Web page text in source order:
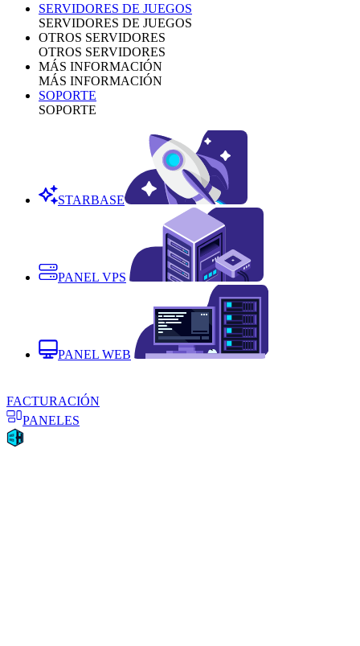
SERVIDORES DE JUEGOS
SERVIDORES DE JUEGOS
OTROS SERVIDORES
OTROS SERVIDORES
MÁS INFORMACIÓN
MÁS INFORMACIÓN
SOPORTE
SOPORTE
STARBASE
PANEL VPS
PANEL WEB
FACTURACIÓN
PANELES